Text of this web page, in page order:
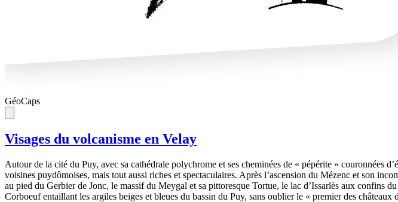
GéoCaps
Visages du volcanisme en Velay
Autour de la cité du Puy, avec sa cathédrale polychrome et ses cheminées de « pépérite » couronnées
voisines puydômoises, mais tout aussi riches et spectaculaires. Après l’ascension du Mézenc et son
au pied du Gerbier de Jonc, le massif du Meygal et sa pittoresque Tortue, le lac d’Issarlès aux confins
Corboeuf entaillant les argiles beiges et bleues du bassin du Puy, sans oublier le « premier des châteaux